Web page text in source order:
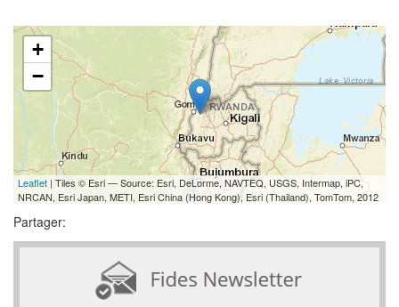
+
−
Leaflet | Tiles © Esri — Source: Esri, DeLorme, NAVTEQ, USGS, Intermap, iPC,
NRCAN, Esri Japan, METI, Esri China (Hong Kong), Esri (Thailand), TomTom, 2012
Partager: